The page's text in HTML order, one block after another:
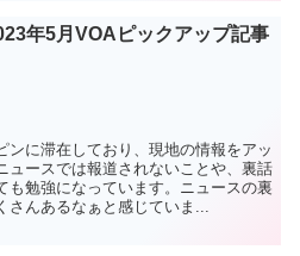
年5月VOAピックアップ記事
ンに滞在しており、現地の情報をアッ
ュースでは報道されないことや、裏話
も勉強になっています。ニュースの裏
さんあるなぁと感じていま...